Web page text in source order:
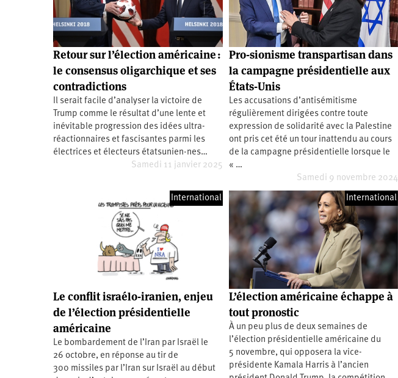
Entreprises
Automobile
Commerce
Hôpitaux
SNCF
Oppressions
Oppressions
Féminisme
LGBTI
Économie
Éducation
Santé
Vidéos
États-
Unis
Continents
Afrique
Amérique
Amérique
latine
Asie
Europe
Océanie
Retour sur l’élection américaine :
le consensus oligarchique et ses
contradictions
Il serait facile d’analyser la victoire de
Trump comme le résultat d’une lente et
inévitable progression des idées ultra-
réactionnaires et fascisantes parmi les
électrices et électeurs étatsunien·nes…
Samedi 11 janvier 2025
Pro-sionisme transpartisan dans
la campagne présidentielle aux
États-Unis
Les accusations d’antisémitisme
régulièrement dirigées contre toute
expression de solidarité avec la Palestine
ont pris cet été un tour inattendu au cours
de la campagne présidentielle lorsque le
« …
Samedi 9 novembre 2024
International
Le conflit israélo-iranien, enjeu
de l’élection présidentielle
américaine
Le bombardement de l’Iran par Israël le
26 octobre, en réponse au tir de
300 missiles par l’Iran sur Israël au début
International
L’élection américaine échappe à
tout pronostic
À un peu plus de deux semaines de
l’élection présidentielle américaine du
5 novembre, qui opposera la vice-
présidente Kamala Harris à l’ancien